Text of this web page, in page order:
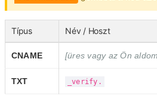
Típus Név / Hoszt
CNAME [üres vagy az Ön
TXT _verify.